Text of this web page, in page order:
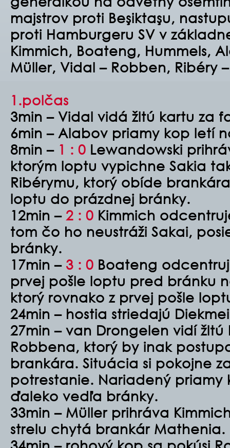
majstrov proti Beşiktaşu,
proti Hamburgeru SV v
Kimmich, Boateng, Hummels,
Müller, Vidal – Robben, Ribéry
1.polčas
3min – Vidal vidá žltú kartu za
6min – Alabov priamy kop letí
8min – 1 : 0 Lewandowski
ktorým loptu vypichne Sakia
Ribérymu, ktorý obíde
loptu do prázdnej bránky.
12min – 2 : 0 Kimmich
tom čo ho neustráži Sakai,
bránky.
17min – 3 : 0 Boateng
prvej pošle loptu pred bránku
ktorý rovnako z prvej pošle
24min – hostia striedajú
27min – van Drongelen vidí
Robbena, ktorý by inak
brankára. Situácia si pokojne
potrestanie. Nariadený priamy
ďaleko vedľa bránky.
33min – Müller prihráva
strelu chytá brankár Mathenia.